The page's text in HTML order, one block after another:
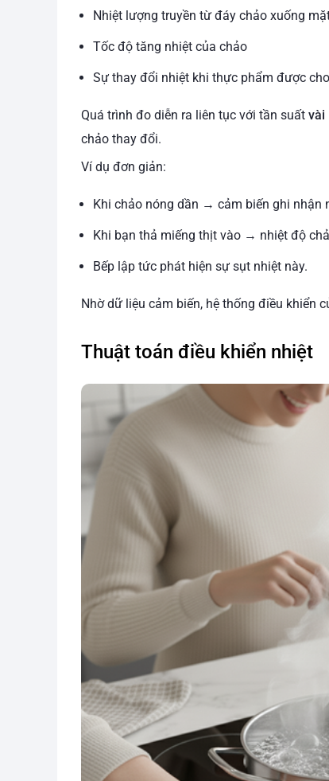
Nhiệt lượng truyền từ đáy chảo xuống
Tốc độ tăng nhiệt của chảo
Sự thay đổi nhiệt khi thực phẩm được
Quá trình đo diễn ra liên tục với tần suất vài
chảo thay đổi.
Ví dụ đơn giản:
Khi chảo nóng dần → cảm biến ghi nhận
Khi bạn thả miếng thịt vào → nhiệt độ
Bếp lập tức phát hiện sự sụt nhiệt này.
Nhờ dữ liệu cảm biến, hệ thống điều khiển
Thuật toán điều khiển nhiệt